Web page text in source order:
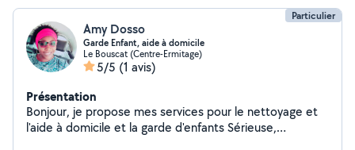
Particulier
Amy Dosso
Garde Enfant, aide à domicile
Le Bouscat (Centre-Ermitage)
5/5 (1 avis)
Présentation
Bonjour, je propose mes services pour le nettoyage et
l'aide à domicile et la garde d'enfants Sérieuse,